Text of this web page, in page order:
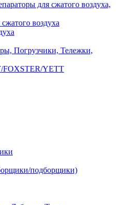
для сжатого воздуха,
воздуха
Погрузчики, Тележки,
FOXSTER/YETT
подборщики)